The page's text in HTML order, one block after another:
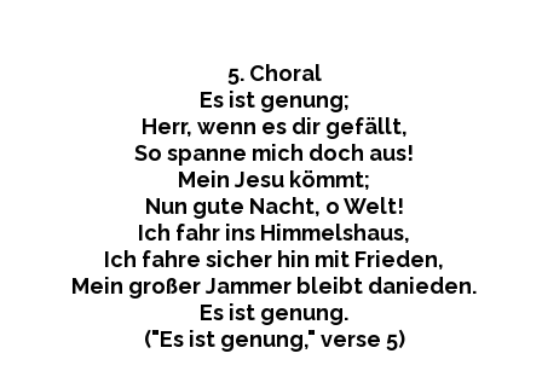
5. Choral
Es ist genung;
Herr, wenn es dir gefällt,
So spanne mich doch aus!
Mein Jesu kömmt;
Nun gute Nacht, o Welt!
Ich fahr ins Himmelshaus,
Ich fahre sicher hin mit Frieden,
Mein großer Jammer bleibt danieden.
Es ist genung.
("Es ist genung," verse 5)